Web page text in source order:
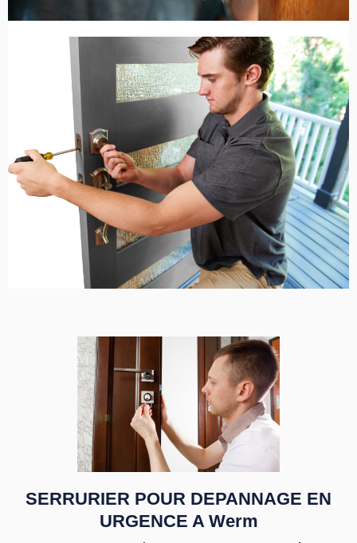
SERRURIER POUR DEPANNAGE EN
URGENCE A Werm